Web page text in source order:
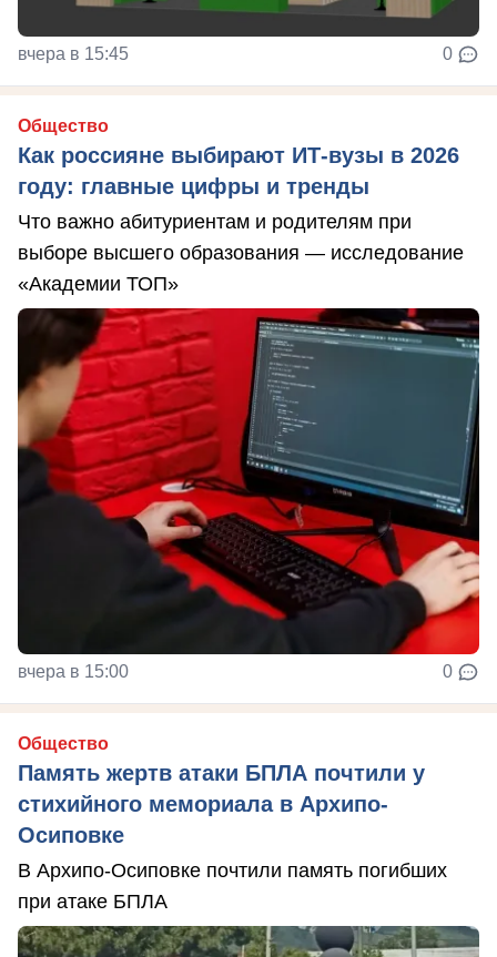
вчера в 15:45 0
Общество
Как россияне выбирают ИТ-вузы в 2026
году: главные цифры и тренды
Что важно абитуриентам и родителям при
выборе высшего образования — исследование
«Академии ТОП»
вчера в 15:00 0
Общество
Память жертв атаки БПЛА почтили у
стихийного мемориала в Архипо-
Осиповке
В Архипо-Осиповке почтили память погибших
при атаке БПЛА